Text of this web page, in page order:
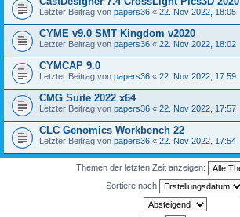
Letzter Beitrag von papers36 « 22. Nov 2022, 18:05
CYME v9.0 SMT Kingdom v2020
Letzter Beitrag von papers36 « 22. Nov 2022, 18:02
CYMCAP 9.0
Letzter Beitrag von papers36 « 22. Nov 2022, 17:59
CMG Suite 2022 x64
Letzter Beitrag von papers36 « 22. Nov 2022, 17:57
CLC Genomics Workbench 22
Letzter Beitrag von papers36 « 22. Nov 2022, 17:54
Themen der letzten Zeit anzeigen:
Sortiere nach